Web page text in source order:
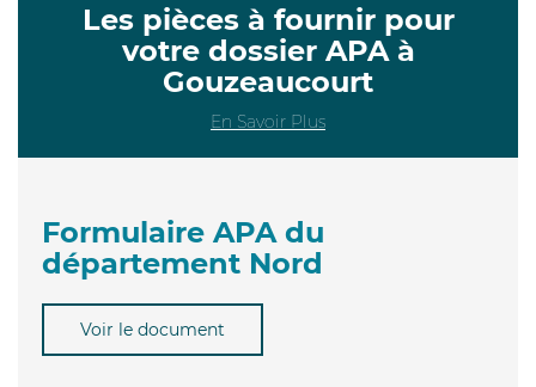
Les pièces à fournir pour
votre dossier APA à
Gouzeaucourt
En Savoir Plus
Formulaire APA du
département Nord
Voir le document